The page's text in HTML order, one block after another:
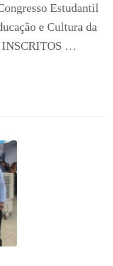
Estudantil
e Cultura da
INSCRITOS …